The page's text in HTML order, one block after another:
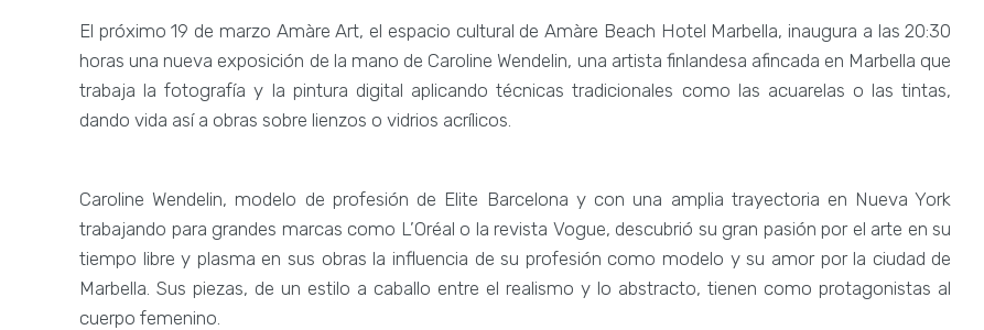
El próximo 19 de marzo Amàre Art, el espacio cultural de Amàre Beach Hotel Marbella, inaugura a las 20:30
horas una nueva exposición de la mano de Caroline Wendelin, una artista finlandesa afincada en Marbella que
trabaja la fotografía y la pintura digital aplicando técnicas tradicionales como las acuarelas o las tintas,
dando vida así a obras sobre lienzos o vidrios acrílicos.
Caroline Wendelin, modelo de profesión de Elite Barcelona y con una amplia trayectoria en Nueva York
trabajando para grandes marcas como L’Oréal o la revista Vogue, descubrió su gran pasión por el arte en su
tiempo libre y plasma en sus obras la influencia de su profesión como modelo y su amor por la ciudad de
Marbella. Sus piezas, de un estilo a caballo entre el realismo y lo abstracto, tienen como protagonistas al
cuerpo femenino.